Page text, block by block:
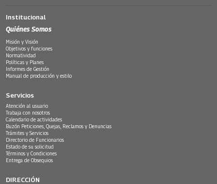
Institucional
Quiénes Somos
Misión y Visión
Objetivos y funciones
Normatividad
Políticas y Planes
Informes de Gestión
Manual de producción y estilo
Servicios
Atención al usuario
Trabaja con nosotros
Calendario de actividades
Buzón Peticiones, Quejas, Reclamos y Denuncias
Trámites y Servicios
Directorio de Funcionarios
Estado de su solicitud
Términos y Condiciones
Entrega de Obsequios
DIRECCIÓN